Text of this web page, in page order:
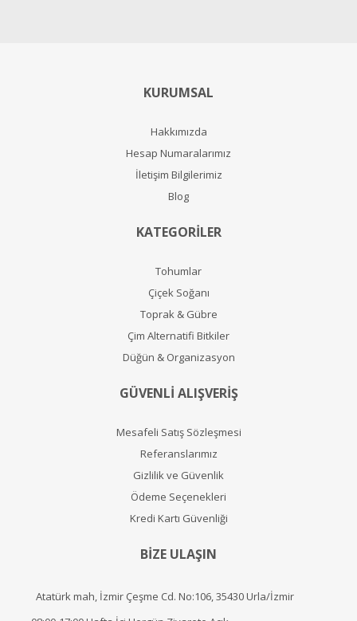
KURUMSAL
Hakkımızda
Hesap Numaralarımız
İletişim Bilgilerimiz
Blog
KATEGORİLER
Tohumlar
Çiçek Soğanı
Toprak & Gübre
Çim Alternatifi Bitkiler
Düğün & Organizasyon
GÜVENLİ ALIŞVERİŞ
Mesafeli Satış Sözleşmesi
Referanslarımız
Gizlilik ve Güvenlik
Ödeme Seçenekleri
Kredi Kartı Güvenliği
BİZE ULAŞIN
Atatürk mah, İzmir Çeşme Cd. No:106, 35430 Urla/İzmir